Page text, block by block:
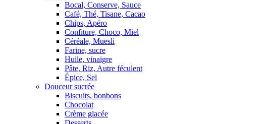
Bocal, Conserve, Sauce
Café, Thé, Tisane, Cacao
Chips, Apéro
Confiture, Choco, Miel
Céréale, Muesli
Farine, sucre
Huile, vinaigre
Pâte, Riz, Autre féculent
Épice, Sel
Douceur sucrée
Biscuits, bonbons
Chocolat
Crème glacée